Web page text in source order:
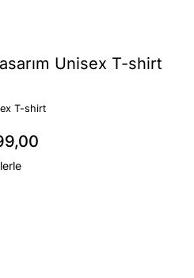
Unisex T-shirt
T-shirt